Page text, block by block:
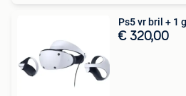
Ps5 vr bril + 1
€ 320,00